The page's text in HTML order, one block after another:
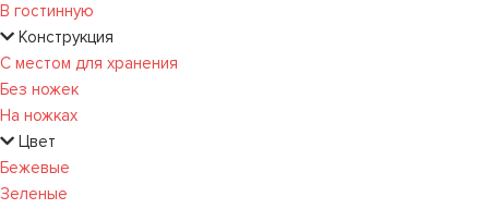
В гостинную
Конструкция
С местом для хранения
Без ножек
На ножках
Цвет
Бежевые
Зеленые